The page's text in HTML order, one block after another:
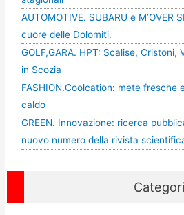
AUTOMOTIVE. SUBARU e M’OVER
cuore delle Dolomiti.
GOLF,GARA. HPT: Scalise, Cristoni,
in Scozia
FASHION.Coolcation: mete fresche
caldo
GREEN. Innovazione: ricerca
nuovo numero della rivista